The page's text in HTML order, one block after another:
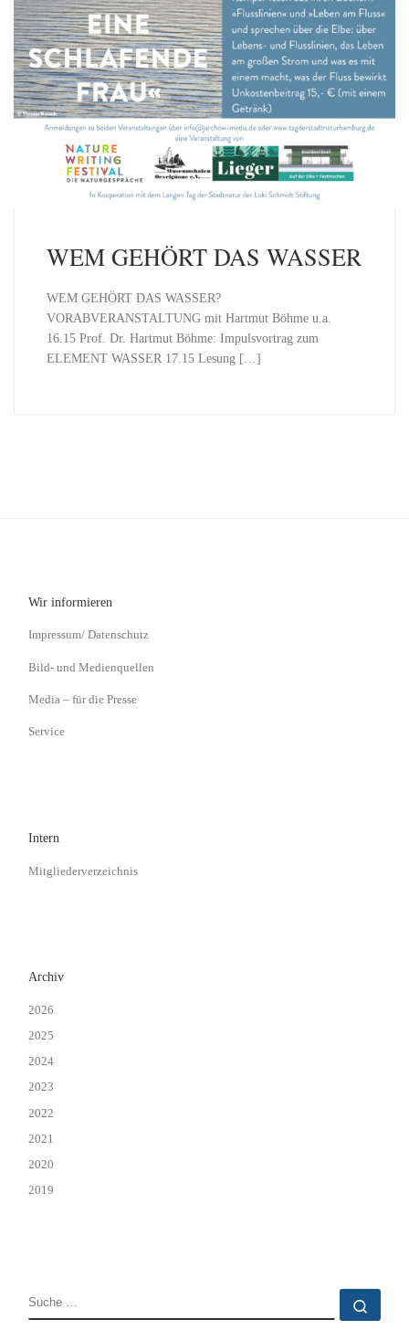
WEM GEHÖRT DAS WASSER
WEM GEHÖRT DAS WASSER?
VORABVERANSTALTUNG mit Hartmut Böhme u.a.
16.15 Prof. Dr. Hartmut Böhme: Impulsvortrag zum
ELEMENT WASSER 17.15 Lesung […]
Wir informieren
Impressum/ Datenschutz
Bild- und Medienquellen
Media – für die Presse
Service
Intern
Mitgliederverzeichnis
Archiv
2026
2025
2024
2023
2022
2021
2020
2019
SUCHE